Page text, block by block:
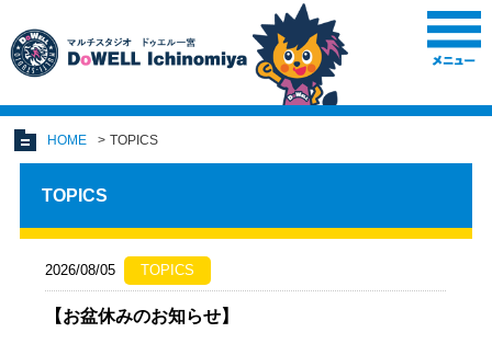
HOME TOPICS
TOPICS
2026/08/05 TOPICS
【お盆休みのお知らせ】